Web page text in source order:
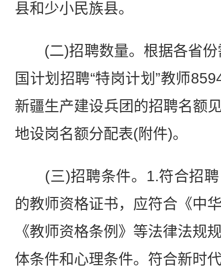
县和少小民族县。
(二)招聘数量。根据各省份
国计划招聘“特岗计划”教师
新疆生产建设兵团的招聘名额
地设岗名额分配表(附件)。
(三)招聘条件。1.符合招聘
的教师资格证书，应符合《中
《教师资格条例》等法律法规
体条件和心理条件。符合新时